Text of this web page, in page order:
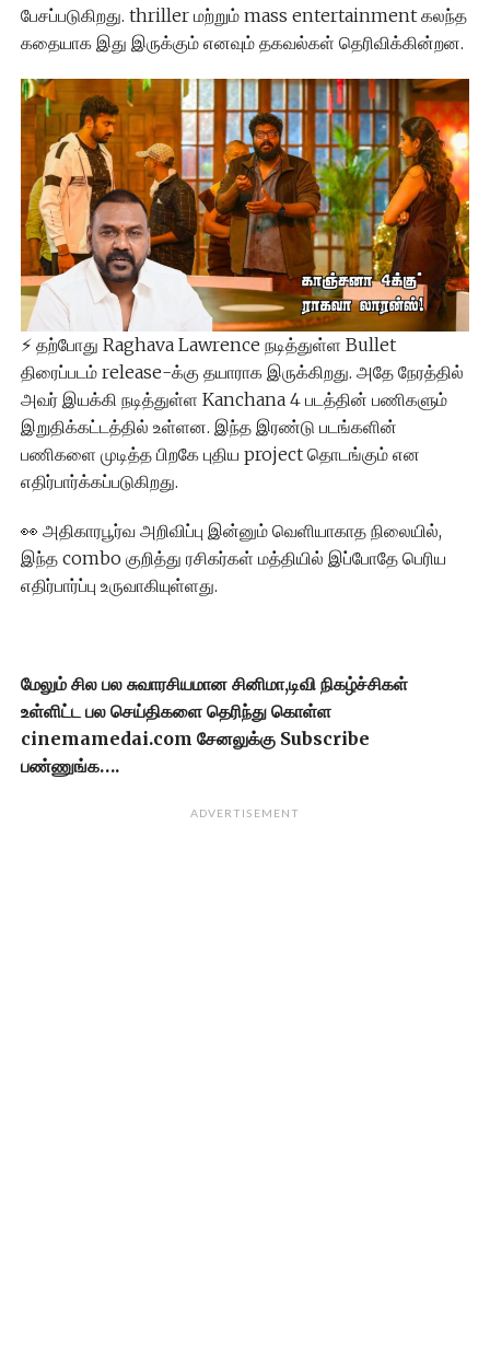
பேசப்படுகிறது. thriller மற்றும் mass entertainment கலந்த
கதையாக இது இருக்கும் எனவும் தகவல்கள் தெரிவிக்கின்றன.
⚡ தற்போது Raghava Lawrence நடித்துள்ள Bullet
திரைப்படம் release-க்கு தயாராக இருக்கிறது. அதே நேரத்தில்
அவர் இயக்கி நடித்துள்ள Kanchana 4 படத்தின் பணிகளும்
இறுதிக்கட்டத்தில் உள்ளன. இந்த இரண்டு படங்களின்
பணிகளை முடித்த பிறகே புதிய project தொடங்கும் என
எதிர்பார்க்கப்படுகிறது.
👀 அதிகாரபூர்வ அறிவிப்பு இன்னும் வெளியாகாத நிலையில்,
இந்த combo குறித்து ரசிகர்கள் மத்தியில் இப்போதே பெரிய
எதிர்பார்ப்பு உருவாகியுள்ளது.
மேலும் சில பல சுவாரசியமான சினிமா,டிவி நிகழ்ச்சிகள்
உள்ளிட்ட பல செய்திகளை தெரிந்து கொள்ள
cinemamedai.com சேனலுக்கு Subscribe
பண்ணுங்க….
ADVERTISEMENT